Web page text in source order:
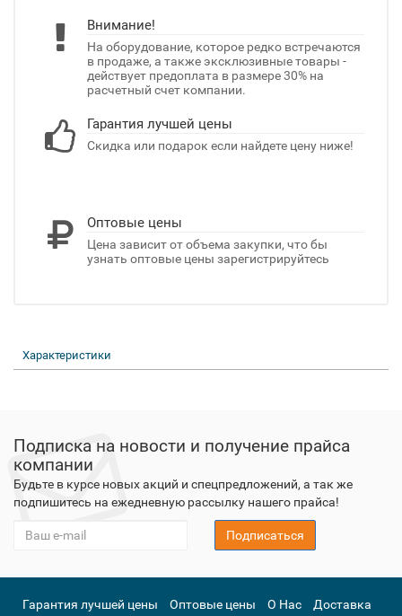
Внимание!
На оборудование, которое редко встречаются
в продаже, а также эксклюзивные товары -
действует предоплата в размере 30% на
расчетный счет компании.
Гарантия лучшей цены
Скидка или подарок если найдете цену ниже!
Оптовые цены
Цена зависит от объема закупки, что бы
узнать оптовые цены зарегистрируйтесь
Характеристики
Подписка на новости и получение прайса
компании
Будьте в курсе новых акций и спецпредложений, а так же
подпишитесь на ежедневную рассылку нашего прайса!
Подписаться
Гарантия лучшей цены Оптовые цены О Нас
Доставка